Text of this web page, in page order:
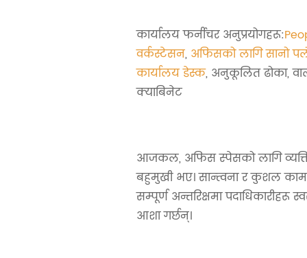
कार्यालय फर्नीचर अनुप्रयोगहरू:
वर्कस्टेसन, अफिसको लागि सानो
कार्यालय डेस्क, अनुकूलित ढोका,
क्याबिनेट
आजकल, अफिस स्पेसको लागि
बहुमुखी भए। सान्त्वना र कुशल
सम्पूर्ण अन्तरिक्षमा पदाधिकारीहरू
आशा गर्छन्।